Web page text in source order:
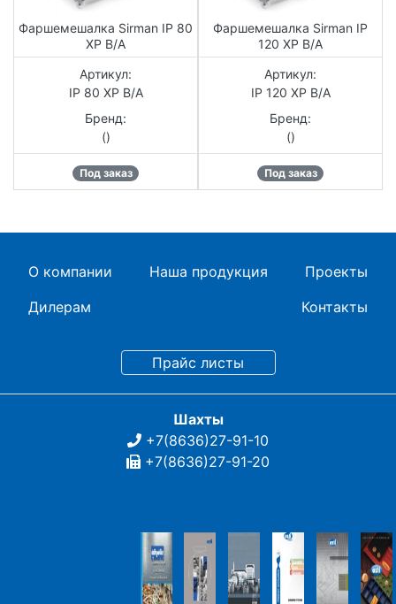
Фаршемешалка Sirman IP 80
XP B/А
Артикул:
IP 80 XP B/А
Бренд:
()
Под заказ
Фаршемешалка Sirman IP
120 XP B/А
Артикул:
IP 120 XP B/А
Бренд:
()
Под заказ
О компании Наша продукция
Проекты
Дилерам
Контакты
Шахты
+7(8636)27-91-10
+7(8636)27-91-20